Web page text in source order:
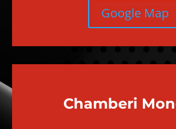
Google Map
Chamberi